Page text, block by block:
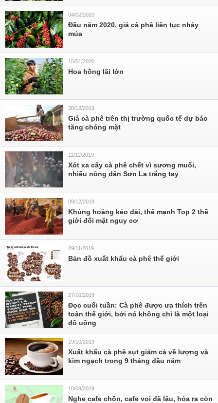
04/02/2020
Đầu năm 2020, giá cà phê liên tục nhảy
múa
15/01/2020
Hoa hồng lãi lớn
20/12/2019
Giá cà phê trên thị trường quốc tế dự báo
tăng chóng mặt
11/12/2019
Xót xa cây cà phê chết vì sương muối,
nhiều nông dân Sơn La trắng tay
09/12/2019
Khủng hoảng kéo dài, thế mạnh Top 2 thế
giới đối mặt nguy cơ
29/11/2019
Bản đồ xuất khẩu cà phê thế giới
27/10/2019
Đọc cuối tuần: Cà phê được ưa thích trên
toàn thế giới, bởi nó không chỉ là một loại
đồ uống
19/10/2019
Xuất khẩu cà phê sụt giảm cả về lượng và
kim ngạch trong 9 tháng đầu năm
10/09/2019
Nghe cafe chồn, cafe voi đã lâu, hóa ra còn